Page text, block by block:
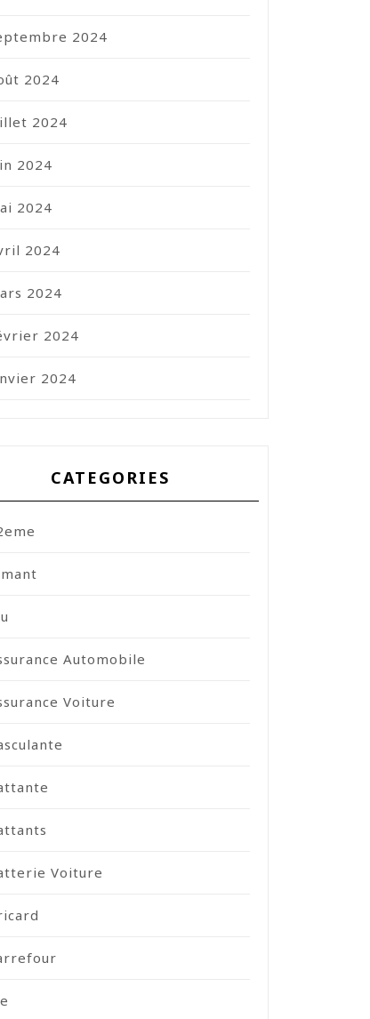
2024
2024
2024
2024
2024
2024
2024
2024
2024
CATEGORIES
Automobile
Voiture
Voiture